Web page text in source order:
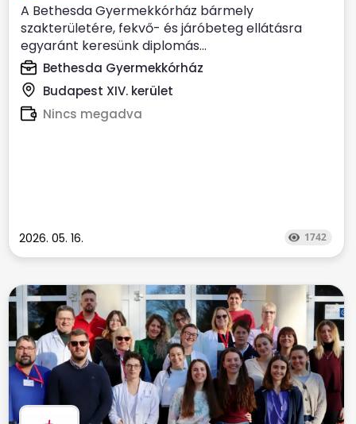
A Bethesda Gyermekkórház bármely
szakterületére, fekvő- és járóbeteg ellátásra
egyaránt keresünk diplomás...
Bethesda Gyermekkórház
Budapest XIV. kerület
Nincs megadva
2026. 05. 16. 1742